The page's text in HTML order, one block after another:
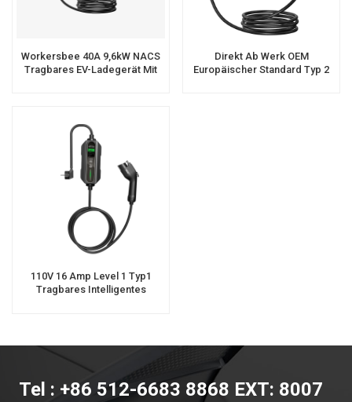
Workersbee 40A 9,6kW NACS
Tragbares EV-Ladegerät Mit
Direkt Ab Werk OEM
Europäischer Standard Typ 2
110V 16 Amp Level 1 Typ1
Tragbares Intelligentes
Tel : +86 512-6683 8868 EXT: 8007